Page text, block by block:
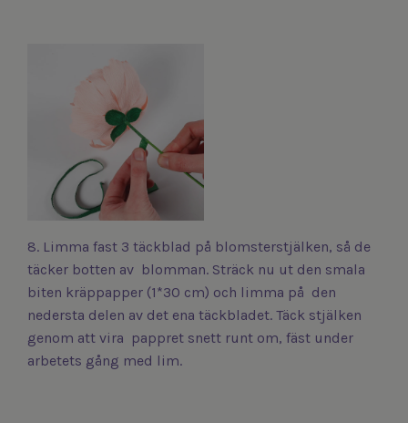
8. Limma fast 3 täckblad på blomsterstjälken, så de
täcker botten av blomman. Sträck nu ut den smala
biten kräppapper (1*30 cm) och limma på den
nedersta delen av det ena täckbladet. Täck stjälken
genom att vira pappret snett runt om, fäst under
arbetets gång med lim.